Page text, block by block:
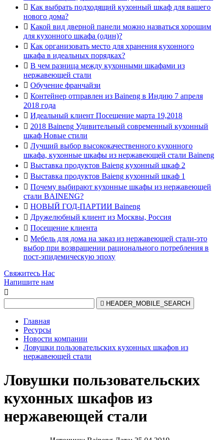
 Как выбрать подходящий кухонный шкаф для вашего
нового дома?
 Какой вид дверной панели можно назваться хорошим
для кухонного шкафа (один)?
 Как организовать место для хранения кухонного
шкафа в идеальных порядках?
 В чем разница между кухонными шкафами из
нержавеющей стали
 Обучение франчайзи
 Контейнер отправлен из Baineng в Индию 7 апреля
2018 года
 Идеальный клиент Посещение марта 19,2018
 2018 Baineng Удивительный современный кухонный
шкаф Новые стили
 Лучший выбор высококачественного кухонного
шкафа, кухонные шкафы из нержавеющей стали Baineng
 Выставка продуктов Baieng кухонный шкаф 2
 Выставка продуктов Baieng кухонный шкаф 1
 Почему выбирают кухонные шкафы из нержавеющей
стали BAINENG?
 НОВЫЙ ГОД-ПАРТИИ Baineng
 Дружелюбный клиент из Москвы, Россия
 Посещение клиента
 Мебель для дома на заказ из нержавеющей стали-это
выбор при возвращении рационального потребления в
пост-эпидемическую эпоху
Свяжитесь Нас
Напишите нам

 HEADER_MOBILE_SEARCH
Главная
Ресурсы
Новости компании
Ловушки пользовательских кухонных шкафов из
нержавеющей стали
Ловушки пользовательских
кухонных шкафов из
нержавеющей стали